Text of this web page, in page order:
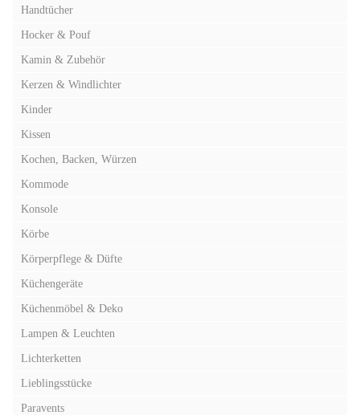
Handtücher
Hocker & Pouf
Kamin & Zubehör
Kerzen & Windlichter
Kinder
Kissen
Kochen, Backen, Würzen
Kommode
Konsole
Körbe
Körperpflege & Düfte
Küchengeräte
Küchenmöbel & Deko
Lampen & Leuchten
Lichterketten
Lieblingsstücke
Paravents